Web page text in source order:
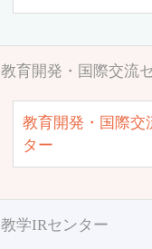
教育開発・国際交流
教育開発・国際交
ター
教学IRセンター